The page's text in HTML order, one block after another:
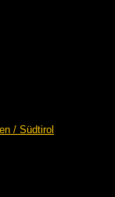
/ Südtirol